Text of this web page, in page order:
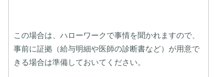
この場合は、ハローワークで事情を聞かれますので、
事前に証拠（給与明細や医師の診断書など）が用意で
きる場合は準備しておいてください。